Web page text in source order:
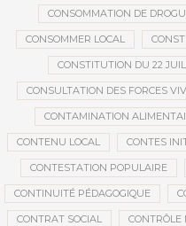
CONSOMMATION DE
CONSOMMER LOCAL
CONSTITUTION DU 22
CONSULTATION DES FORCES
CONTAMINATION
CONTENU LOCAL CONTES
CONTESTATION POPULAIRE
CONTINUITÉ PÉDAGOGIQUE
CONTRAT SOCIAL CONTRÔLE